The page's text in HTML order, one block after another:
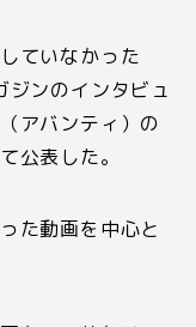
ていなかった
ジンのインタビュ
アバンティ）の
公表した。
た動画を中心と